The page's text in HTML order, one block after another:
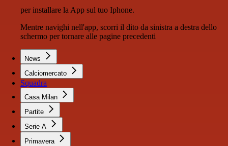
per installare la App sul tuo Iphone.
Mentre navighi nell'app, scorri il dito da sinistra a destra dello
schermo per tornare alle pagine precedenti
News
Calciomercato
Squadra
Casa Milan
Partite
Serie A
Primavera